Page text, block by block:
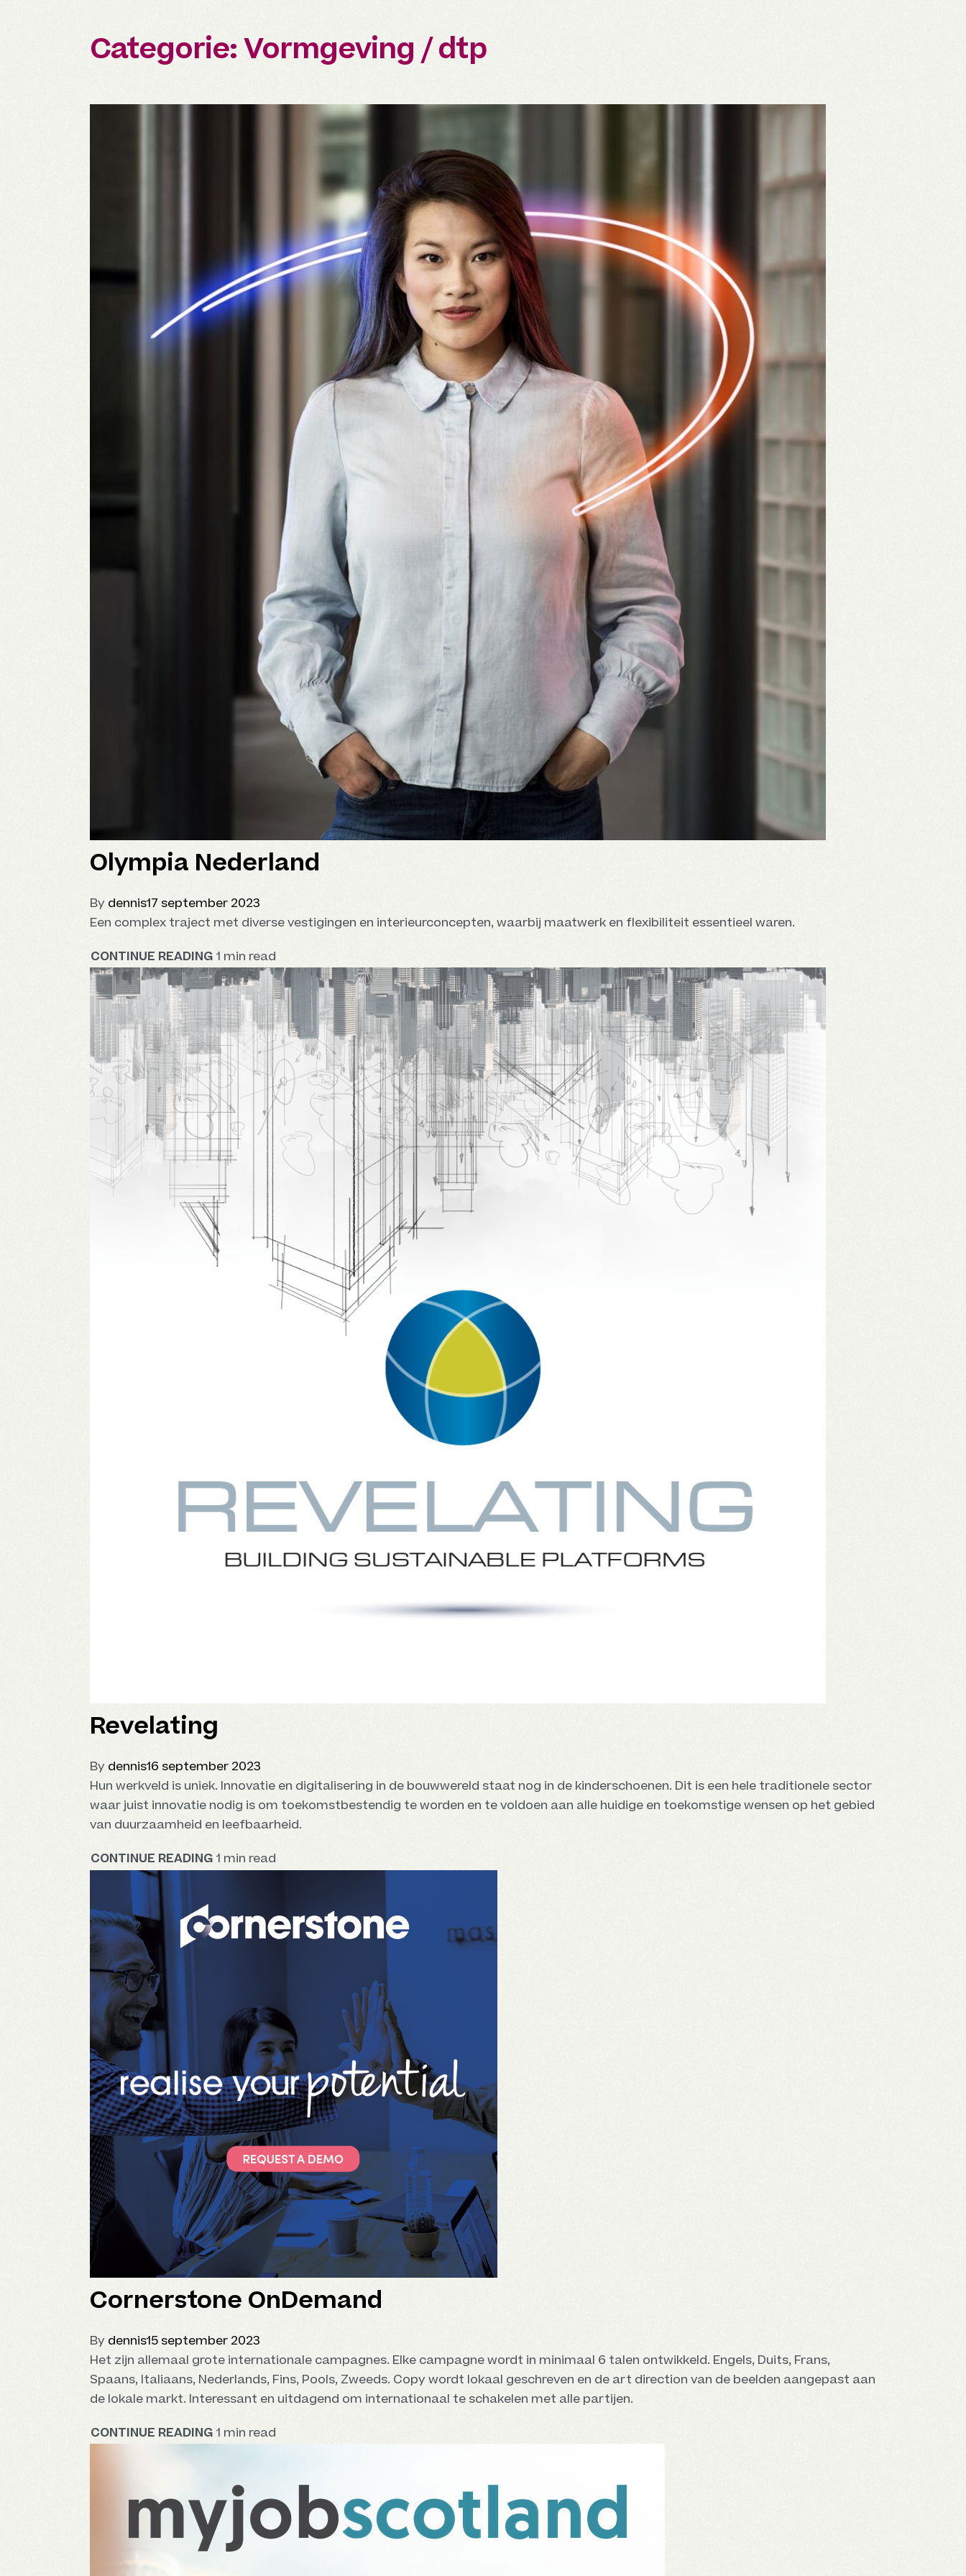
Categorie: Vormgeving / dtp
Olympia Nederland
By dennis17 september 2023
Een complex traject met diverse vestigingen en interieurconcepten, waarbij maatwerk en flexibiliteit essentieel waren.
CONTINUE READING 1 min read
Revelating
By dennis16 september 2023
Hun werkveld is uniek. Innovatie en digitalisering in de bouwwereld staat nog in de kinderschoenen. Dit is een hele traditionele sector
waar juist innovatie nodig is om toekomstbestendig te worden en te voldoen aan alle huidige en toekomstige wensen op het gebied
van duurzaamheid en leefbaarheid.
CONTINUE READING 1 min read
Cornerstone OnDemand
By dennis15 september 2023
Het zijn allemaal grote internationale campagnes. Elke campagne wordt in minimaal 6 talen ontwikkeld. Engels, Duits, Frans,
Spaans, Italiaans, Nederlands, Fins, Pools, Zweeds. Copy wordt lokaal geschreven en de art direction van de beelden aangepast aan
de lokale markt. Interessant en uitdagend om internationaal te schakelen met alle partijen.
CONTINUE READING 1 min read